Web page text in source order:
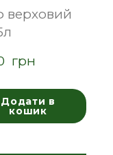
верховий
грн
Додати в
кошик